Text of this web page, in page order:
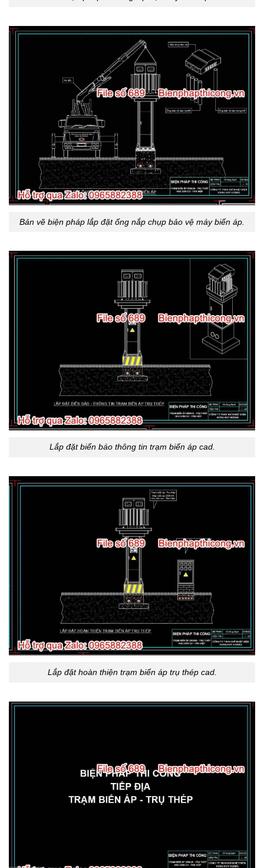
Bản vẽ biện pháp lắp đặt ống nắp chụp bảo vệ máy biến áp.
Lắp đặt biển báo thông tin trạm biến áp cad.
Lắp đặt hoàn thiện trạm biến áp trụ thép cad.